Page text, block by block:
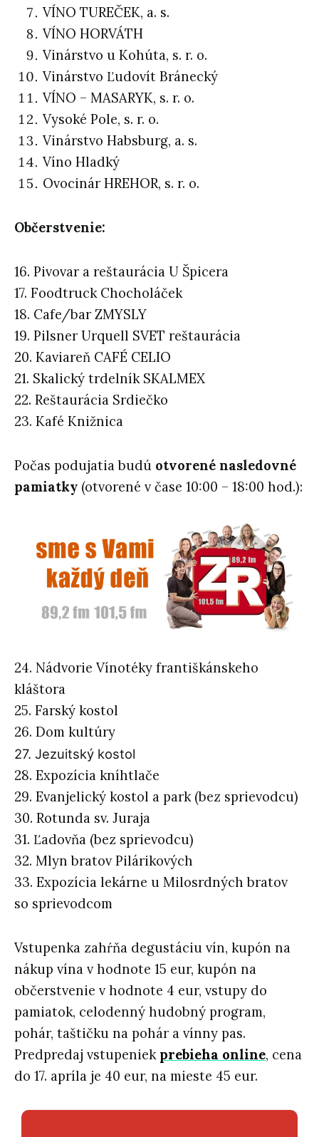
VÍNO TUREČEK, a. s.
VÍNO HORVÁTH
Vinárstvo u Kohúta, s. r. o.
Vinárstvo Ľudovít Bránecký
VÍNO – MASARYK, s. r. o.
Vysoké Pole, s. r. o.
Vinárstvo Habsburg, a. s.
Víno Hladký
Ovocinár HREHOR, s. r. o.
Občerstvenie:
16. Pivovar a reštaurácia U Špicera
17. Foodtruck Chocholáček
18. Cafe/bar ZMYSLY
19. Pilsner Urquell SVET reštaurácia
20. Kaviareň CAFÉ CELIO
21. Skalický trdelník SKALMEX
22. Reštaurácia Srdiečko
23. Kafé Knižnica
Počas podujatia budú otvorené nasledovné
pamiatky (otvorené v čase 10:00 – 18:00 hod.):
24. Nádvorie Vínotéky františkánskeho
kláštora
25. Farský kostol
26. Dom kultúry
27. Jezuitský kostol
28. Expozícia kníhtlače
29. Evanjelický kostol a park (bez sprievodcu)
30. Rotunda sv. Juraja
31. Ľadovňa (bez sprievodcu)
32. Mlyn bratov Pilárikových
33. Expozícia lekárne u Milosrdných bratov
so sprievodcom
Vstupenka zahŕňa degustáciu vín, kupón na
nákup vína v hodnote 15 eur, kupón na
občerstvenie v hodnote 4 eur, vstupy do
pamiatok, celodenný hudobný program,
pohár, taštičku na pohár a vínny pas.
Predpredaj vstupeniek prebieha online, cena
do 17. apríla je 40 eur, na mieste 45 eur.